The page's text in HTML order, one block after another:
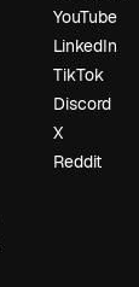
YouTube
LinkedIn
TikTok
Discord
X
Reddit